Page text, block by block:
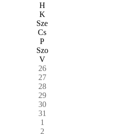
H
K
Sze
Cs
P
Szo
V
26
27
28
29
30
31
1
2